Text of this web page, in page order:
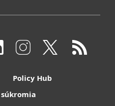
Policy Hub